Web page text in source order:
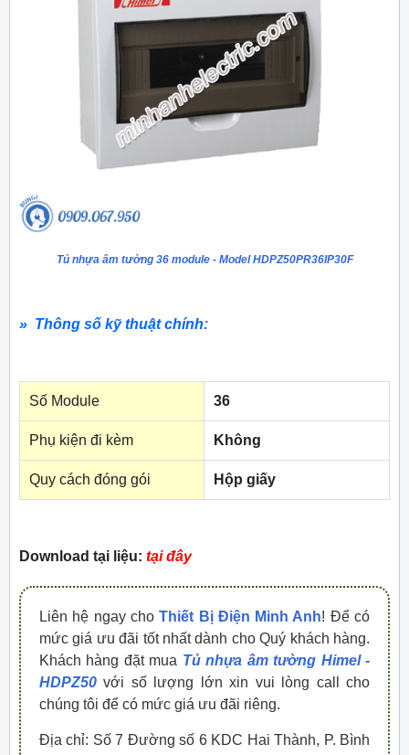
Tủ nhựa âm tường 36 module - Model HDPZ50PR36IP30F
» Thông số kỹ thuật chính:
Số Module 36
Phụ kiện đi kèm Không
Quy cách đóng gói Hộp giấy
Download tại liệu: tại đây
Liên hệ ngay choThiết Bị Điện Minh Anh! Để có
mức giá ưu đãi tốt nhất dành cho Quý khách hàng.
Khách hàng đặt mua Tủ nhựa âm tường Himel -
HDPZ50 với số lượng lớn xin vui lòng call cho
chúng tôi để có mức giá ưu đãi riêng.
Địa chỉ: Số 7 Đường số 6 KDC Hai Thành, P. Bình